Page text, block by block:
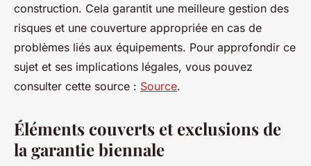
construction. Cela garantit une meilleure gestion des
risques et une couverture appropriée en cas de
problèmes liés aux équipements. Pour approfondir ce
sujet et ses implications légales, vous pouvez
consulter cette source : Source.
Éléments couverts et exclusions de
la garantie biennale